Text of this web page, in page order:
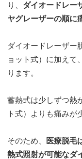
り、 ダイオードレー
ヤグレーザーの順に
ダイオードレーザー
ョット式）に加えて
ります。
蓄熱式は少しずつ熱
ト式）よりも痛みが
そのため、
医療脱毛
熱式照射が可能なダ